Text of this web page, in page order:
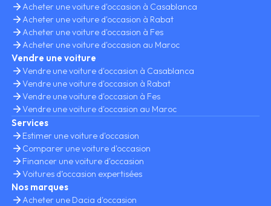
Acheter une voiture d'occasion à Casablanca
Acheter une voiture d'occasion à Rabat
Acheter une voiture d'occasion à Fes
Acheter une voiture d'occasion au Maroc
Vendre une voiture
Vendre une voiture d'occasion à Casablanca
Vendre une voiture d'occasion à Rabat
Vendre une voiture d'occasion à Fes
Vendre une voiture d'occasion au Maroc
Services
Estimer une voiture d'occasion
Comparer une voiture d'occasion
Financer une voiture d'occasion
Voitures d’occasion expertisées
Nos marques
Acheter une Dacia d'occasion